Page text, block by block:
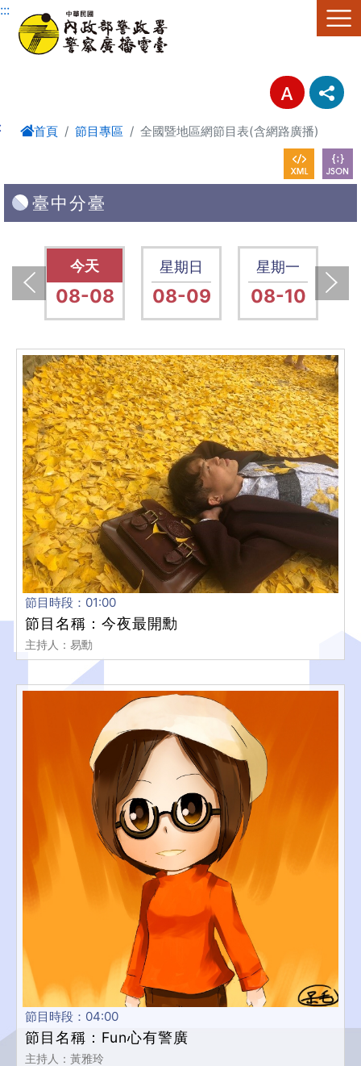
進入內容區塊
:::
首頁 節目專區 全國暨地區網節目表(含網路廣播)
臺中分臺
上一張(Previous)
星期六
08-08
星期日
08-09
星期一
08-10 下一張(Next)
節目時段：01:00
節目名稱：今夜最開勳
主持人：易勳
節目時段：04:00
節目名稱：Fun心有警廣
主持人：黃雅玲